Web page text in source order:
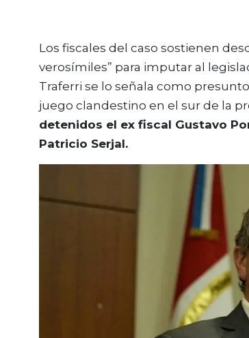
Los fiscales del caso sostienen
verosímiles” para imputar al
Traferri se lo señala como
juego clandestino en el sur de la
detenidos el ex fiscal Gustavo
Patricio Serjal.